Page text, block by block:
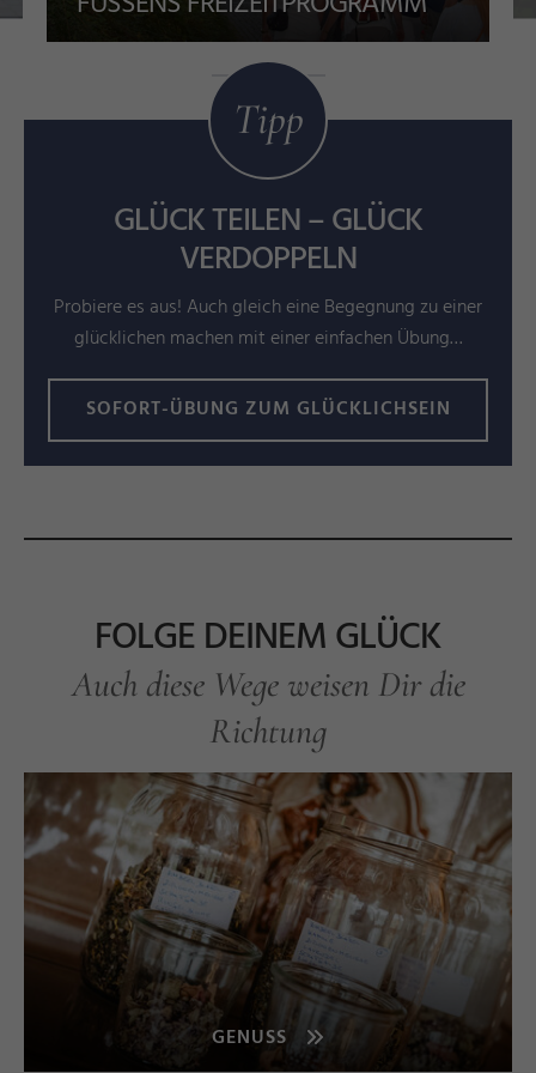
Tipp
GLÜCK TEILEN – GLÜCK
VERDOPPELN
Probiere es aus! Auch gleich eine Begegnung zu einer
glücklichen machen mit einer einfachen Übung…
SOFORT-ÜBUNG ZUM GLÜCKLICHSEIN
FOLGE DEINEM GLÜCK
Auch diese Wege weisen Dir die
Richtung
GENUSS